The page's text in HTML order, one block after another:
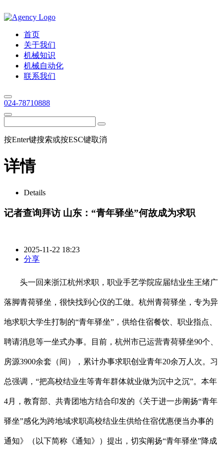
首页
关于我们
机械知识
机械自动化
联系我们
024-78710888
按Enter键搜索或按ESC键取消
详情
Details
记者查询拜访 山东：“青年驿坐”何故成为求职
2025-11-22 18:23
分享
头一回来浙江杭州求职，职业手艺学院应届结业生王绪广
落脚青荷驿坐，很快找到心仪的工做。杭州青荷驿坐，专为异
地求职大学生打制的“青年驿坐”，供给住宿餐饮、职业指点、
聘请消息等一坐式办事。目前，杭州市已运营青荷驿坐90个、
房源3900余套（间），累计办事求职创业青年20余万人次。习
总强调，“把高校结业生等青年群体就业做为沉中之沉”。本年
4月，教育部、共青团地方结合印发的《关于进一步阐扬“青年
驿坐”感化为跨地域求职高校结业生供给住宿优惠便当办事的
通知》（以下简称《通知》）提出，切实阐扬“青年驿坐”降成